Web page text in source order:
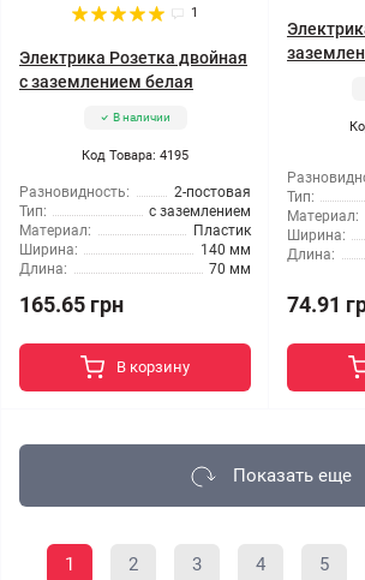
1
Электрика Розетка двойная
с заземлением белая
В наличии
Код Товара: 4195
Разновидность:
2-постовая
Тип:
с заземлением
Материал:
Пластик
Ширина:
140 мм
Длина:
70 мм
165.65 грн
В корзину
Тип:
Материал:
Ширина:
Длина:
74.91
Показать еще
1 2 3 4 5